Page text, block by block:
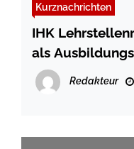
Kurznachrichten
IHK
als
Redakteur